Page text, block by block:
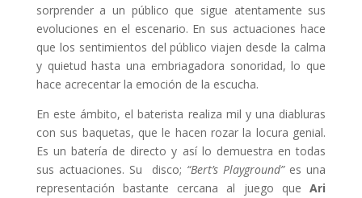
sorprender a un público que sigue atentamente sus
evoluciones en el escenario. En sus actuaciones hace
que los sentimientos del público viajen desde la calma
y quietud hasta una embriagadora sonoridad, lo que
hace acrecentar la emoción de la escucha.
En este ámbito, el baterista realiza mil y una diabluras
con sus baquetas, que le hacen rozar la locura genial.
Es un batería de directo y así lo demuestra en todas
sus actuaciones. Su disco; “Bert’s Playground”es una
representación bastante cercana al juego queAri